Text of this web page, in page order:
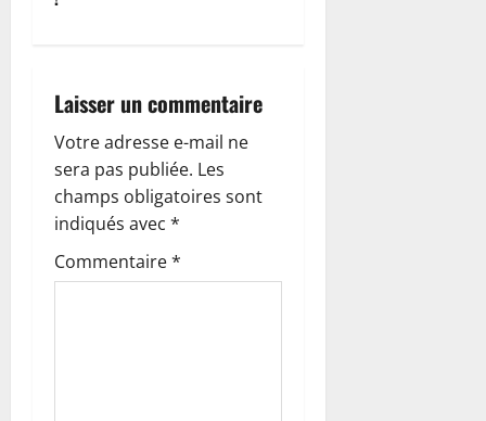
a
i
o
n
d
’
Laisser un commentaire
Votre adresse e-mail ne
sera pas publiée. Les
champs obligatoires sont
indiqués avec *
Commentaire*